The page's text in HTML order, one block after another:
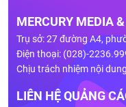
MERCURY MEDIA
Trụ sở: 27 đường A4,
Điện thoại: (028)-
Chịu trách nhiệm nội
LIÊN HỆ QUẢNG